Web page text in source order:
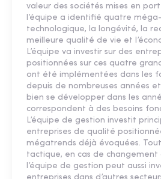
valeur des sociétés mises en
l’équipe a identifié quatre
technologique, la longévité, la
meilleure qualité de vie et
L’équipe va investir sur des
positionnées sur ces quatre
ont été implémentées dans les
depuis de nombreuses années
bien se développer dans les
correspondent à des besoins
L’équipe de gestion investit
entreprises de qualité
mégatrends déjà évoquées.
tactique, en cas de changement
l’équipe de gestion peut aussi
entreprises dans d’autres